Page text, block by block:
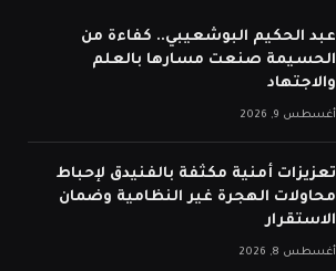
عبد الحكيم البوشعيبي.. كفاءة من
الحسيمة صنعت مسارها بالعلم
والاجتهاد
أغسطس 9, 2026
تعزيزات أمنية مكثفة بالفنيدق لإحباط
محاولات الهجرة غير النظامية وضمان
الاستقرار
أغسطس 8, 2026